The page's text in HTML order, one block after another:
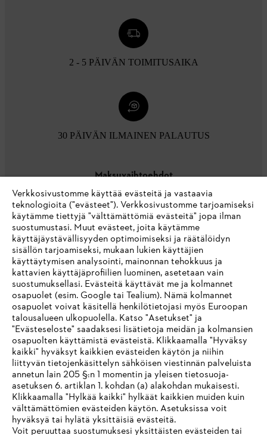
2 - 5 PÄIVÄN TOIMITUSAIKA
30 PÄIVÄN ILMAINEN PALAUTUS
Maksuvaihtoehdot
Yritys
STIHL FAQ
Palvelut
IHR BROWSER WIRD NICHT
UNTERSTÜTZT
Sie nutzen einen Browser, den wir noch nicht unterstützen. Für
eine optimale Nutzung unserer Seite empfehlen wir Ihnen, zu
Verkkosivustomme käyttää evästeitä ja vastaavia
teknologioita ("evästeet"). Verkkosivustomme tarjoamiseksi
käytämme tiettyjä "välttämättömiä evästeitä" jopa ilman
suostumustasi. Muut evästeet, joita käytämme
käyttäjäystävällisyyden optimoimiseksi ja räätälöidyn
sisällön tarjoamiseksi, mukaan lukien käyttäjien
käyttäytymisen analysointi, mainonnan tehokkuus ja
kattavien käyttäjäprofiilien luominen, asetetaan vain
suostumuksellasi. Evästeitä käyttävät me ja kolmannet
osapuolet (esim. Google tai Tealium). Nämä kolmannet
osapuolet voivat käsitellä henkilötietojasi myös Euroopan
talousalueen ulkopuolella. Katso "Asetukset" ja
"Evästeseloste" saadaksesi lisätietoja meidän ja kolmansien
osapuolten käyttämistä evästeistä. Klikkaamalla "Hyväksy
kaikki" hyväksyt kaikkien evästeiden käytön ja niihin
liittyvän tietojenkäsittelyn sähköisen viestinnän palveluista
annetun lain 205 §:n 1 momentin ja yleisen tietosuoja-
asetuksen 6. artiklan 1. kohdan (a) alakohdan mukaisesti.
Klikkaamalla "Hylkää kaikki" hylkäät kaikkien muiden kuin
välttämättömien evästeiden käytön. Asetuksissa voit
hyväksyä tai hylätä yksittäisiä evästeitä.
Voit peruuttaa suostumuksesi yksittäisten evästeiden tai